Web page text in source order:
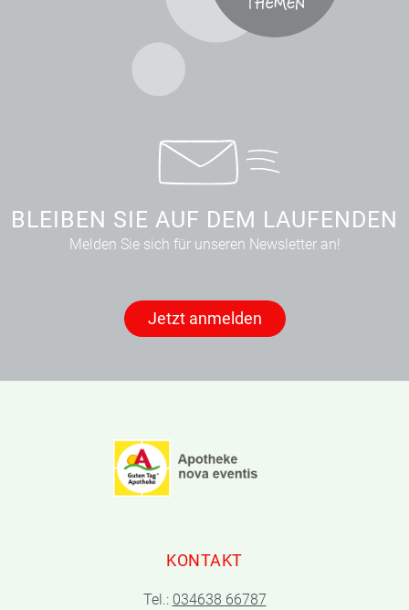
BLEIBEN SIE AUF DEM LAUFENDEN
Melden Sie sich für unseren Newsletter an!
Jetzt anmelden
KONTAKT
Tel.: 034638 66787